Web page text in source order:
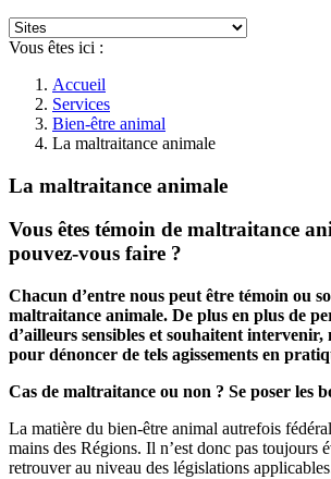
Vous êtes ici :
Accueil
Services
Bien-être animal
La maltraitance animale
La maltraitance animale
Vous êtes témoin de maltraitance
pouvez-vous faire ?
Chacun d’entre nous peut être témoin ou
maltraitance animale. De plus en plus de
d’ailleurs sensibles et souhaitent
pour dénoncer de tels agissements en
Cas de maltraitance ou non ? Se poser les
La matière du bien-être animal autrefois
mains des Régions. Il n’est donc pas toujours
retrouver au niveau des législations